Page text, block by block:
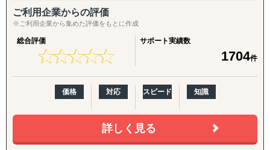
ビス』
↳ 海外営業支援TEAMによる現地営業の即戦力化
『LocaResearch（ロカリサーチ）海外進出 市場調査サー
ビス』
↳「どの国で売るか」から「誰に売るか」まで、意思決定
素材を収集する。
『セカイキョテン｜海外会社設立サポート』
↳ 現地法人・オフショア法人の設立、登記、銀行口座開設
までをワンストップで代行
ご利用企業からの評価
※ご利用企業から集めた評価をもとに作成
総合評価
★★★★★
★★★★★
サポート実績数
1704件
価格 対応 スピード 知識
詳しく見る